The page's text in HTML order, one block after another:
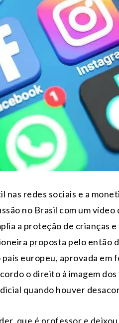
nas redes sociais e a
no Brasil com um
a proteção de crianças
proposta pelo então
europeu, aprovada em
o direito à imagem
quando houver
que é professor e